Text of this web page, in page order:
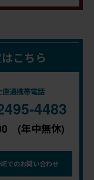
こちら
直通携帯電話
4483
(年中無休)
でのお問い合わせ